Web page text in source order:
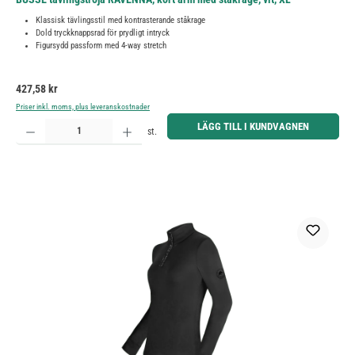
Klassisk tävlingsstil med kontrasterande ståkrage
Dold tryckknappsrad för prydligt intryck
Figursydd passform med 4-way stretch
Ordinarie pris:
427,58 kr
Priser inkl. moms, plus leveranskostnader
Produktkvantitet: Ange önskat belopp eller använd knapparna för att öka eller minska kvantiteten.
st. LÄGG TILL I KUNDVAGNEN